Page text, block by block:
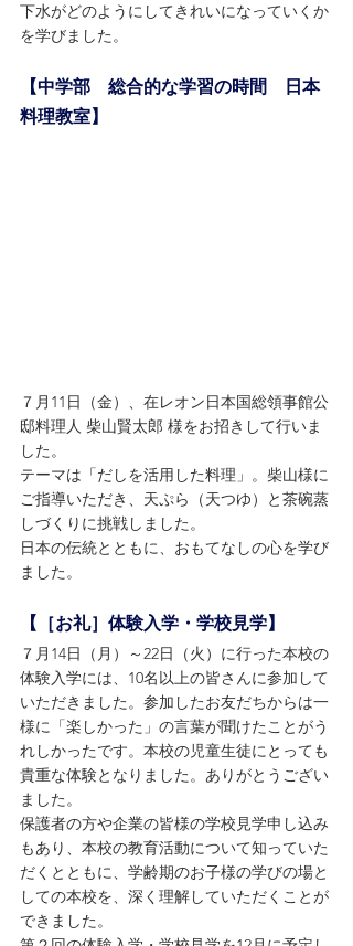
下水がどのようにしてきれいになっていくか
を学びました。
【中学部　総合的な学習の時間　日本
料理教室】
７月11日（金）、在レオン日本国総領事館公
邸料理人 柴山賢太郎 様をお招きして行いま
した。
テーマは「だしを活用した料理」。柴山様に
ご指導いただき、天ぷら（天つゆ）と茶碗蒸
しづくりに挑戦しました。
日本の伝統とともに、おもてなしの心を学び
ました。
【［お礼］体験入学・学校見学】
７月14日（月）～22日（火）に行った本校の
体験入学には、10名以上の皆さんに参加して
いただきました。参加したお友だちからは一
様に「楽しかった」の言葉が聞けたことがう
れしかったです。本校の児童生徒にとっても
貴重な体験となりました。ありがとうござい
ました。
保護者の方や企業の皆様の学校見学申し込み
もあり、本校の教育活動について知っていた
だくとともに、学齢期のお子様の学びの場と
しての本校を、深く理解していただくことが
できました。